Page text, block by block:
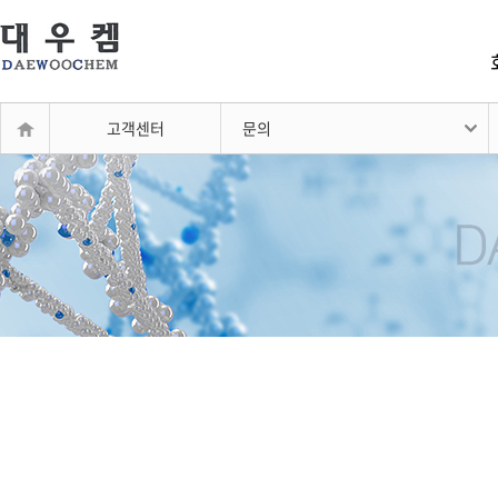
고객센터 문의